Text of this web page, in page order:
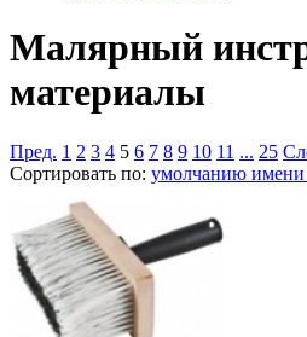
Малярный
материалы
Пред. 1 2 3 4 5 6 7 8 9 10 11 ... 25
Сортировать по: умолчанию имени